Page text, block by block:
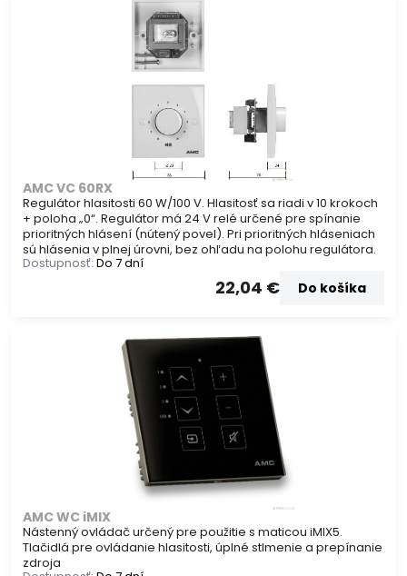
AMC VC 60RX
Regulátor hlasitosti 60 W/100 V. Hlasitosť sa riadi v 10 krokoch
+ poloha „0“. Regulátor má 24 V relé určené pre spínanie
prioritných hlásení (nútený povel). Pri prioritných hláseniach
sú hlásenia v plnej úrovni, bez ohľadu na polohu regulátora.
Dostupnosť: Do 7 dní
22,04 € Do košíka
AMC WC iMIX
Nástenný ovládač určený pre použitie s maticou iMIX5.
Tlačidlá pre ovládanie hlasitosti, úplné stlmenie a prepínanie
zdroja